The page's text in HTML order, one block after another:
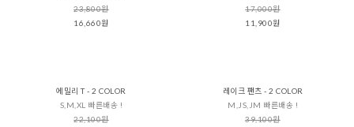
23,800원
16,660원
17,000원
11,900원
에밀리 T - 2 COLOR
S,M,XL 빠른배송 !
22,100원
레이크 팬츠 - 2 COLOR
M,JS,JM 빠른배송 !
39,100원